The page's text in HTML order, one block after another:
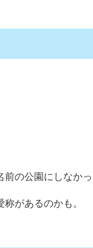
前の公園にしなかっ
があるのかも。